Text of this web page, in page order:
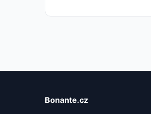
Bonante.cz